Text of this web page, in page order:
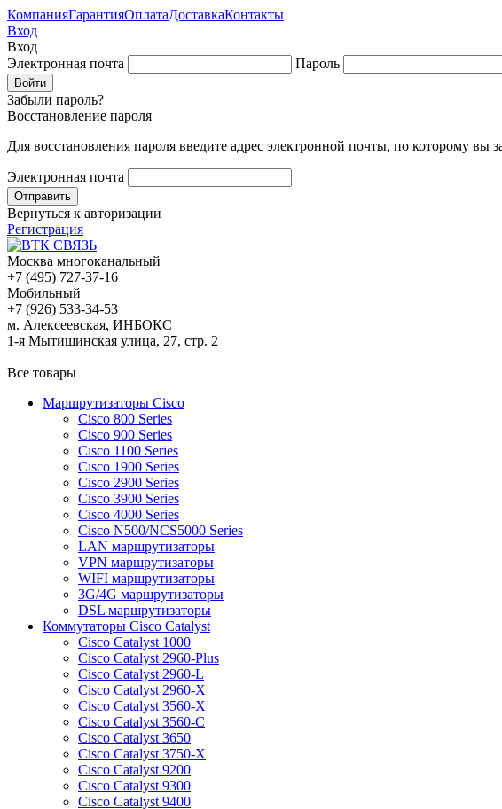
КомпанияГарантияОплатаДоставкаКонтакты
Вход
Вход
Электронная почта
Пароль
Забыли пароль?
Восстановление пароля
Для восстановления пароля введите адрес электронной почты, по которому
Электронная почта
Вернуться к авторизации
Регистрация
Москва многоканальный
+7 (495) 727-37-16
Мобильный
+7 (926) 533-34-53
м. Алексеевская, ИНБОКС
1-я Мытищинская улица, 27, стр. 2
Все товары
Маршрутизаторы Cisco
Cisco 800 Series
Cisco 900 Series
Cisco 1100 Series
Cisco 1900 Series
Cisco 2900 Series
Cisco 3900 Series
Cisco 4000 Series
Cisco N500/NCS5000 Series
LAN маршрутизаторы
VPN маршрутизаторы
WIFI маршрутизаторы
3G/4G маршрутизаторы
DSL маршрутизаторы
Коммутаторы Cisco Catalyst
Cisco Catalyst 1000
Cisco Catalyst 2960-Plus
Cisco Catalyst 2960-L
Cisco Catalyst 2960-X
Cisco Catalyst 3560-X
Cisco Catalyst 3560-C
Cisco Catalyst 3650
Cisco Catalyst 3750-X
Cisco Catalyst 9200
Cisco Catalyst 9300
Cisco Catalyst 9400